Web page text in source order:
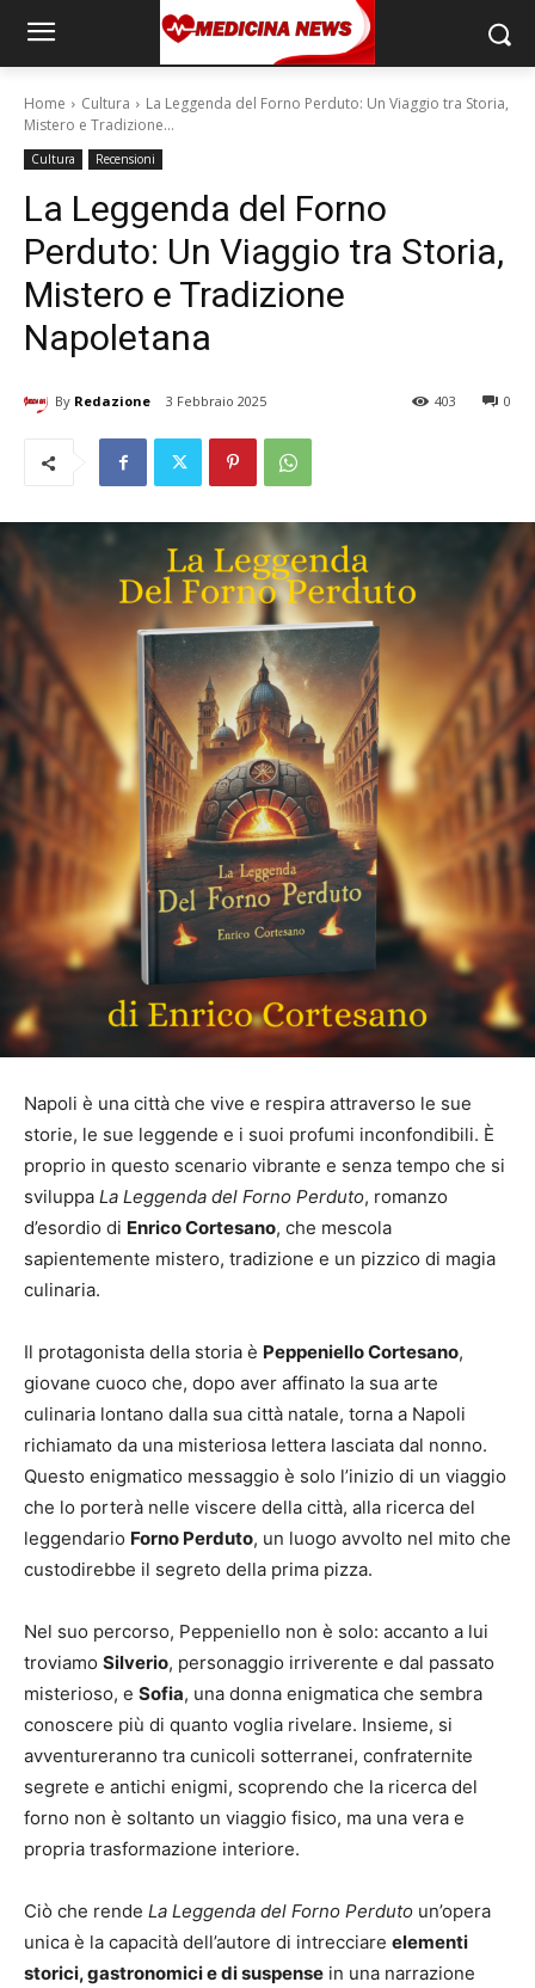
Home Cultura
La Leggenda del Forno Perduto: Un Viaggio tra Storia,
Mistero e Tradizione...
Cultura Recensioni
La Leggenda del Forno
Perduto: Un Viaggio tra Storia,
Mistero e Tradizione
Napoletana
By Redazione 3 Febbraio 2025 0
403
Napoli è una città che vive e respira attraverso le sue
storie, le sue leggende e i suoi profumi inconfondibili. È
proprio in questo scenario vibrante e senza tempo che si
sviluppa La Leggenda del Forno Perduto, romanzo
d’esordio di Enrico Cortesano, che mescola
sapientemente mistero, tradizione e un pizzico di magia
culinaria.
Il protagonista della storia è Peppeniello Cortesano,
giovane cuoco che, dopo aver affinato la sua arte
culinaria lontano dalla sua città natale, torna a Napoli
richiamato da una misteriosa lettera lasciata dal nonno.
Questo enigmatico messaggio è solo l’inizio di un viaggio
che lo porterà nelle viscere della città, alla ricerca del
leggendario Forno Perduto, un luogo avvolto nel mito che
custodirebbe il segreto della prima pizza.
Nel suo percorso, Peppeniello non è solo: accanto a lui
troviamo Silverio, personaggio irriverente e dal passato
misterioso, e Sofia, una donna enigmatica che sembra
conoscere più di quanto voglia rivelare. Insieme, si
avventureranno tra cunicoli sotterranei, confraternite
segrete e antichi enigmi, scoprendo che la ricerca del
forno non è soltanto un viaggio fisico, ma una vera e
propria trasformazione interiore.
Ciò che rende La Leggenda del Forno Perduto un’opera
unica è la capacità dell’autore di intrecciare elementi
storici, gastronomici e di suspense in una narrazione